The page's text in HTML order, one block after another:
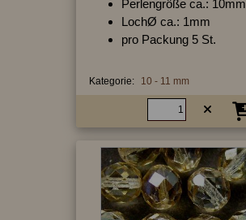
Perlengröße ca.: 10mm
LochØ ca.: 1mm
pro Packung 5 St.
Kategorie: 10 - 11 mm